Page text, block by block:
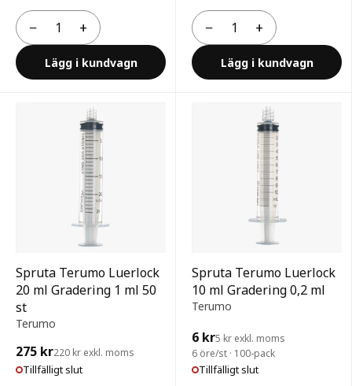
−
Antal +
Lägg i kundvagn
−
Antal +
Lägg i kundvagn
Spruta Terumo Luerlock
20 ml Gradering 1 ml 50
st
Terumo
275 kr220 kr exkl. moms
Tillfälligt slut
Spruta Terumo Luerlock
10 ml Gradering 0,2 ml
Terumo
6 kr5 kr exkl. moms
6 öre/st · 100-pack
Tillfälligt slut